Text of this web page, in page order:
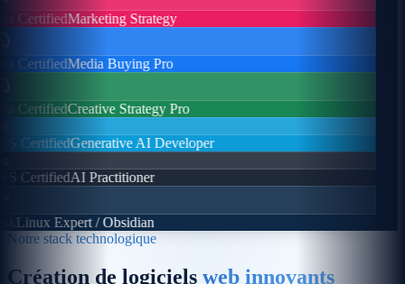
CertifiedMarketing Strategy
CertifiedMedia Buying Pro
CertifiedCreative Strategy Pro
CertifiedGenerative AI Developer
CertifiedAI Practitioner
Linux Expert / Obsidian
Notre stack technologique
Création de logiciels web innovants